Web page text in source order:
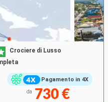
Pagamento in 4X
Crociere di Lusso
da 730 €